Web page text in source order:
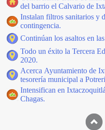
del barrio el Calvario de
Instalan filtros sanitarios y
contingencia.
Continúan los asaltos en
Todo un éxito la Tercera
2020.
Acerca Ayuntamiento de
tesorería municipal a
Intensifican en
Chagas.